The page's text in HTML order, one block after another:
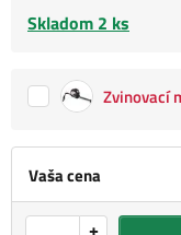
Vaša cena
+
Skladom 2 ks
Zvinovací